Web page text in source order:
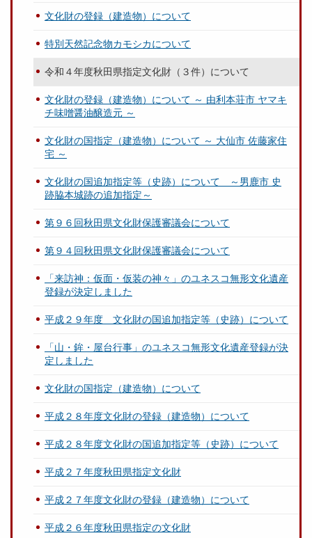
文化財の登録（建造物）について
特別天然記念物カモシカについて
令和４年度秋田県指定文化財（３件）について
文化財の登録（建造物）について ～ 由利本荘市 ヤマキ
チ味噌醤油醸造元 ～
文化財の国指定（建造物）について ～ 大仙市 佐藤家住
宅 ～
文化財の国追加指定等（史跡）について ～男鹿市 史
跡脇本城跡の追加指定～
第９６回秋田県文化財保護審議会について
第９４回秋田県文化財保護審議会について
「来訪神：仮面・仮装の神々」のユネスコ無形文化遺産
登録が決定しました
平成２９年度 文化財の国追加指定等（史跡）について
「山・鉾・屋台行事」のユネスコ無形文化遺産登録が決
定しました
文化財の国指定（建造物）について
平成２８年度文化財の登録（建造物）について
平成２８年度文化財の国追加指定等（史跡）について
平成２７年度秋田県指定文化財
平成２７年度文化財の登録（建造物）について
平成２６年度秋田県指定の文化財